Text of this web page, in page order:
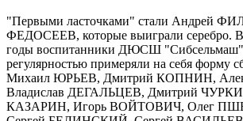
"Первыми ласточками" стали Андрей
ФЕДОСЕЕВ, которые выиграли серебро.
годы воспитанники ДЮСШ "Сибсельмаш"
регулярностью примеряли на себя форму
Михаил ЮРЬЕВ, Дмитрий КОПНИН,
Владислав ДЕГАЛЬЦЕВ, Дмитрий
КАЗАРИН, Игорь ВОЙТОВИЧ, Олег